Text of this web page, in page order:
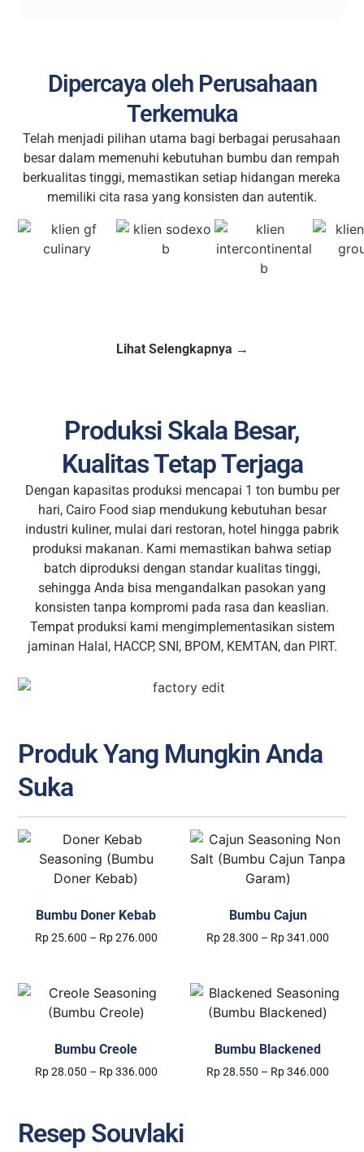
Dipercaya oleh Perusahaan
Terkemuka
Telah menjadi pilihan utama bagi berbagai perusahaan
besar dalam memenuhi kebutuhan bumbu dan rempah
berkualitas tinggi, memastikan setiap hidangan mereka
memiliki cita rasa yang konsisten dan autentik.
Lihat Selengkapnya →
Produksi Skala Besar,
Kualitas Tetap Terjaga
Dengan kapasitas produksi mencapai 1 ton bumbu per
hari, Cairo Food siap mendukung kebutuhan besar
industri kuliner, mulai dari restoran, hotel hingga pabrik
produksi makanan. Kami memastikan bahwa setiap
batch diproduksi dengan standar kualitas tinggi,
sehingga Anda bisa mengandalkan pasokan yang
konsisten tanpa kompromi pada rasa dan keaslian.
Tempat produksi kami mengimplementasikan sistem
jaminan Halal, HACCP, SNI, BPOM, KEMTAN, dan PIRT.
Produk Yang Mungkin Anda
Suka
Bumbu Doner Kebab
Rp25.600 – Rp276.000
Bumbu Cajun
Rp28.300 – Rp341.000
Bumbu Creole
Rp28.050 – Rp336.000
Bumbu Blackened
Rp28.550 – Rp346.000
Resep Souvlaki